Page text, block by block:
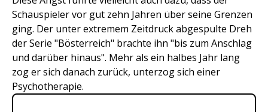
Schauspieler vor gut zehn Jahren über seine Grenzen
ging. Der unter extremem Zeitdruck abgespulte Dreh
der Serie "Bösterreich" brachte ihn "bis zum Anschlag
und darüber hinaus". Mehr als ein halbes Jahr lang
zog er sich danach zurück, unterzog sich einer
Psychotherapie.